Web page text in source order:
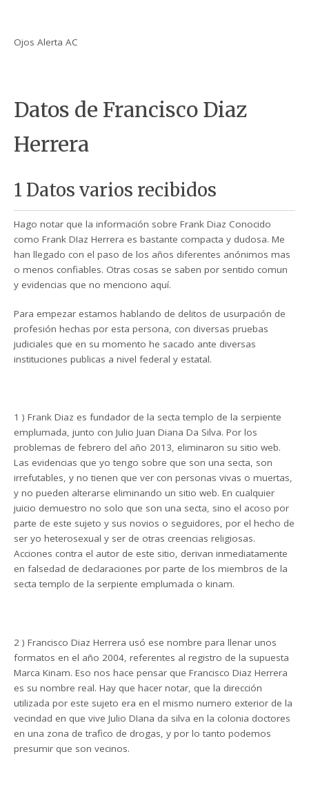
Ojos Alerta AC
Datos de Francisco Diaz
Herrera
1 Datos varios recibidos
Hago notar que la información sobre Frank Diaz Conocido
como Frank DIaz Herrera es bastante compacta y dudosa. Me
han llegado con el paso de los años diferentes anónimos mas
o menos confiables. Otras cosas se saben por sentido comun
y evidencias que no menciono aquí.
Para empezar estamos hablando de delitos de usurpación de
profesión hechas por esta persona, con diversas pruebas
judiciales que en su momento he sacado ante diversas
instituciones publicas a nivel federal y estatal.
1 ) Frank Diaz es fundador de la secta templo de la serpiente
emplumada, junto con Julio Juan Diana Da Silva. Por los
problemas de febrero del año 2013, eliminaron su sitio web.
Las evidencias que yo tengo sobre que son una secta, son
irrefutables, y no tienen que ver con personas vivas o muertas,
y no pueden alterarse eliminando un sitio web. En cualquier
juicio demuestro no solo que son una secta, sino el acoso por
parte de este sujeto y sus novios o seguidores, por el hecho de
ser yo heterosexual y ser de otras creencias religiosas.
Acciones contra el autor de este sitio, derivan inmediatamente
en falsedad de declaraciones por parte de los miembros de la
secta templo de la serpiente emplumada o kinam.
2 ) Francisco Diaz Herrera usó ese nombre para llenar unos
formatos en el año 2004, referentes al registro de la supuesta
Marca Kinam. Eso nos hace pensar que Francisco Diaz Herrera
es su nombre real. Hay que hacer notar, que la dirección
utilizada por este sujeto era en el mismo numero exterior de la
vecindad en que vive Julio DIana da silva en la colonia doctores
en una zona de trafico de drogas, y por lo tanto podemos
presumir que son vecinos.